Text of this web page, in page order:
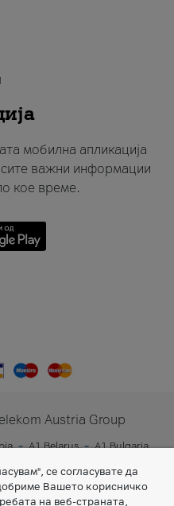
мобилна апликација
важни информации
кое време.
Austria Group
A1 Belarus
A1 Bulgaria
се согласувате да
Вашето корисничко
на веб-страната,